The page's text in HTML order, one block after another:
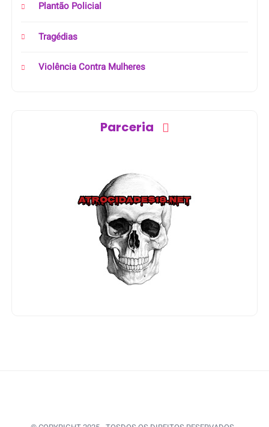
Plantão Policial
Tragédias
Violência Contra Mulheres
Parceria